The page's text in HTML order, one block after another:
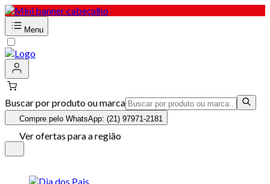
Menu
Buscar por produto ou marca
Compre pelo WhatsApp: (21) 97971-2181
Ver ofertas para a região